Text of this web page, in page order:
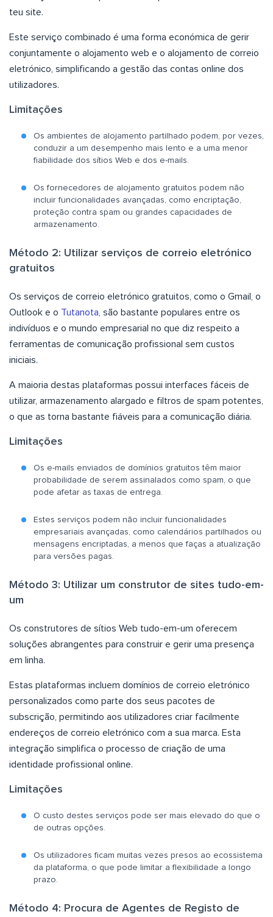
teu site.
Este serviço combinado é uma forma económica de gerir
conjuntamente o alojamento web e o alojamento de correio
eletrónico, simplificando a gestão das contas online dos
utilizadores.
Limitações
Os ambientes de alojamento partilhado podem, por vezes,
conduzir a um desempenho mais lento e a uma menor
fiabilidade dos sítios Web e dos e-mails.
Os fornecedores de alojamento gratuitos podem não
incluir funcionalidades avançadas, como encriptação,
proteção contra spam ou grandes capacidades de
armazenamento.
Método 2: Utilizar serviços de correio eletrónico
gratuitos
Os serviços de correio eletrónico gratuitos, como o Gmail, o
Outlook e o Tutanota , são bastante populares entre os
indivíduos e o mundo empresarial no que diz respeito a
ferramentas de comunicação profissional sem custos
iniciais.
A maioria destas plataformas possui interfaces fáceis de
utilizar, armazenamento alargado e filtros de spam potentes,
o que as torna bastante fiáveis para a comunicação diária.
Limitações
Os e-mails enviados de domínios gratuitos têm maior
probabilidade de serem assinalados como spam, o que
pode afetar as taxas de entrega.
Estes serviços podem não incluir funcionalidades
empresariais avançadas, como calendários partilhados ou
mensagens encriptadas, a menos que faças a atualização
para versões pagas.
Método 3: Utilizar um construtor de sites tudo-em-
um
Os construtores de sítios Web tudo-em-um oferecem
soluções abrangentes para construir e gerir uma presença
em linha.
Estas plataformas incluem domínios de correio eletrónico
personalizados como parte dos seus pacotes de
subscrição, permitindo aos utilizadores criar facilmente
endereços de correio eletrónico com a sua marca. Esta
integração simplifica o processo de criação de uma
identidade profissional online.
Limitações
O custo destes serviços pode ser mais elevado do que o
de outras opções.
Os utilizadores ficam muitas vezes presos ao ecossistema
da plataforma, o que pode limitar a flexibilidade a longo
prazo.
Método 4: Procura de Agentes de Registo de